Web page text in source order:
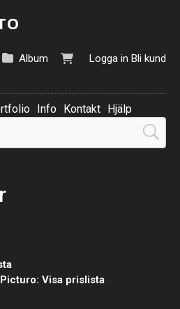
Logga in Bli kund
Album
Info Kontakt Hjälp
Visa prislista